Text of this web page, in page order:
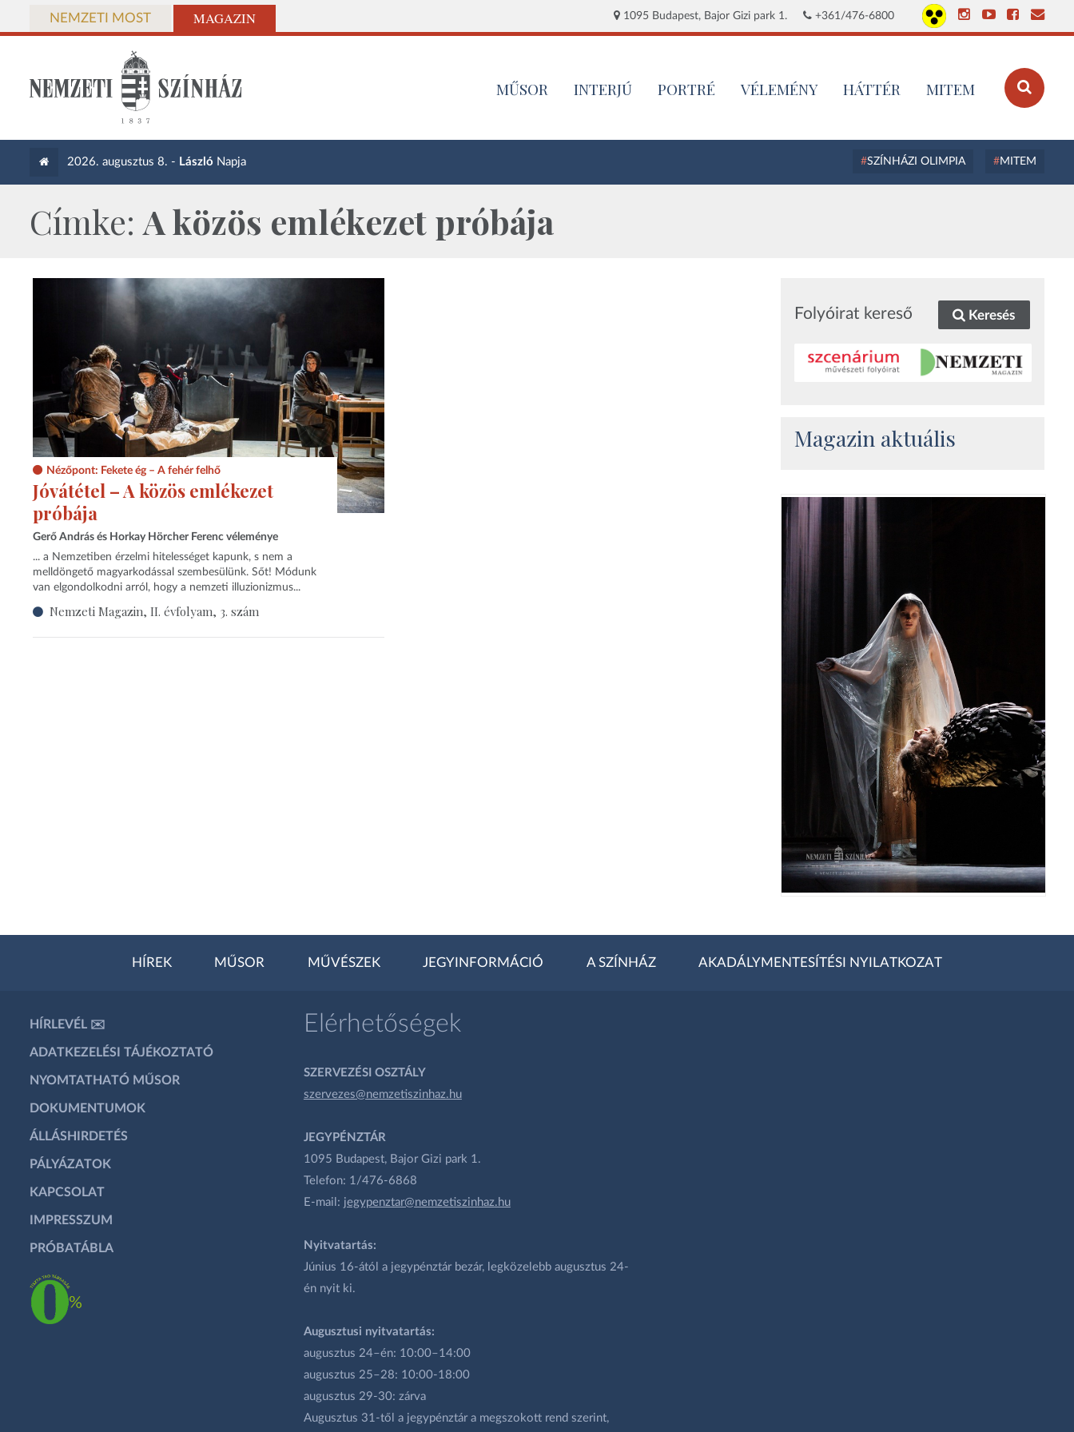
NEMZETI MOST MAGAZIN 1095 Budapest, Bajor Gizi park 1. +361/476-6800
MŰSOR INTERJÚ PORTRÉ VÉLEMÉNY HÁTTÉR MITEM
2026. augusztus 8. - László Napja SZÍNHÁZI OLIMPIA MITEM
Címke: A közös emlékezet próbája
Nézőpont: Fekete ég – A fehér felhő
Jóvátétel – A közös emlékezet
próbája
Gerő András és Horkay Hörcher Ferenc véleménye
... a Nemzetiben érzelmi hitelességet kapunk, s nem a
melldöngető magyarkodással szembesülünk. Sőt! Módunk
van elgondolkodni arról, hogy a nemzeti illuzionizmus...
Nemzeti Magazin, II. évfolyam, 3. szám
Folyóirat kereső Keresés
Magazin aktuális
HÍREK MŰSOR MŰVÉSZEK JEGYINFORMÁCIÓ A SZÍNHÁZ AKADÁLYMENTESÍTÉSI NYILATKOZAT
HÍRLEVÉL ✉️
ADATKEZELÉSI TÁJÉKOZTATÓ
NYOMTATHATÓ MŰSOR
DOKUMENTUMOK
ÁLLÁSHIRDETÉS
PÁLYÁZATOK
KAPCSOLAT
IMPRESSZUM
PRÓBATÁBLA
Elérhetőségek
SZERVEZÉSI OSZTÁLY
szervezes@nemzetiszinhaz.hu
JEGYPÉNZTÁR
1095 Budapest, Bajor Gizi park 1.
Telefon: 1/476-6868
E-mail: jegypenztar@nemzetiszinhaz.hu
Nyitvatartás:
Június 16-ától a jegypénztár bezár, legközelebb augusztus 24-
én nyit ki.
Augusztusi nyitvatartás:
augusztus 24–én: 10:00–14:00
augusztus 25–28: 10:00-18:00
augusztus 29-30: zárva
Augusztus 31-től a jegypénztár a megszokott rend szerint,